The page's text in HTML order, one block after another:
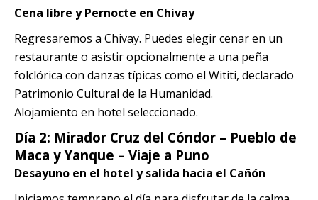
Cena libre y Pernocte en Chivay
Regresaremos a Chivay. Puedes elegir cenar en un
restaurante o asistir opcionalmente a una peña
folclórica con danzas típicas como el Wititi, declarado
Patrimonio Cultural de la Humanidad.
Alojamiento en hotel seleccionado.
Día 2: Mirador Cruz del Cóndor – Pueblo de
Maca y Yanque – Viaje a Puno
Desayuno en el hotel y salida hacia el Cañón